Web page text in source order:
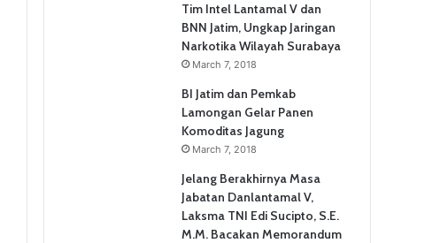
Tim Intel Lantamal V dan
BNN Jatim, Ungkap Jaringan
Narkotika Wilayah Surabaya
March 7, 2018
BI Jatim dan Pemkab
Lamongan Gelar Panen
Komoditas Jagung
March 7, 2018
Jelang Berakhirnya Masa
Jabatan Danlantamal V,
Laksma TNI Edi Sucipto, S.E.
M.M. Bacakan Memorandum